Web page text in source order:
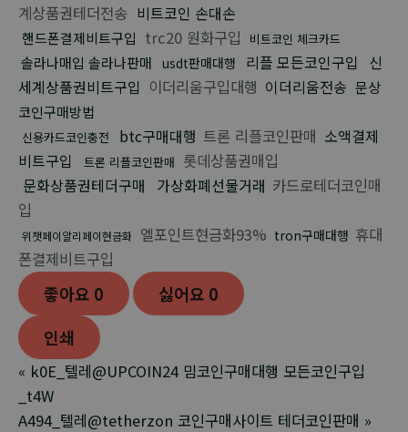
계상품권테더전송 비트코인 손대손
핸드폰결제비트구입 trc20 원화구입 비트코인 체크카드
솔라나매입 솔라나판매 usdt판매대행 리플 모든코인구입
신
세계상품권비트구입 이더리움구입대행 이더리움전송 문상
코인구매방법
신용카드코인충전 btc구매대행 트론 리플코인판매 소액결제
비트구입
트론 리플코인판매 롯데상품권매입
문화상품권테더구매
가상화폐선물거래 카드로테더코인매
입
위챗페이알리페이현금화 엘포인트현금화93% tron구매대행 휴대
폰결제비트구입
좋아요 0 싫어요 0
인쇄
« k0E_텔레@UPCOIN24 밈코인구매대행 모든코인구입
_t4W
A494_텔레@tetherzon 코인구매사이트 테더코인판매 »